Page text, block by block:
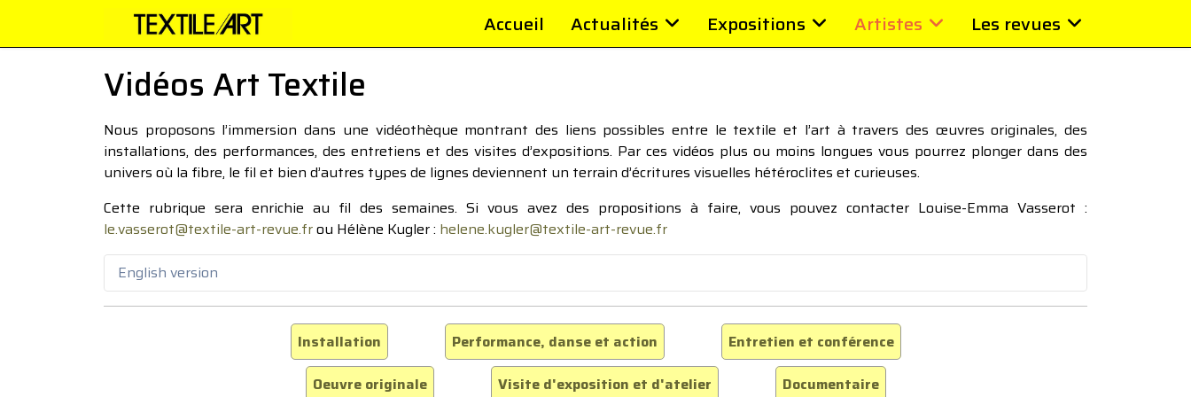
Accueil Actualités Expositions Artistes Les revues
Vidéos Art Textile
Nous proposons l’immersion dans une vidéothèque montrant des liens possibles entre le textile et l’art à travers des œuvres originales, des
installations, des performances, des entretiens et des visites d’expositions. Par ces vidéos plus ou moins longues vous pourrez plonger dans des
univers où la fibre, le fil et bien d’autres types de lignes deviennent un terrain d’écritures visuelles hétéroclites et curieuses.
Cette rubrique sera enrichie au fil des semaines. Si vous avez des propositions à faire, vous pouvez contacter Louise-Emma Vasserot :
le.vasserot@textile-art-revue.frou Hélène Kugler : helene.kugler@textile-art-revue.fr
English version
Installation Performance, danse et action
Entretien et conférence
Oeuvre originale
Visite d'exposition et d'atelier Documentaire